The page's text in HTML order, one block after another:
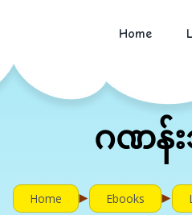
Home
ဂဏန်း
Home ► Ebooks ►